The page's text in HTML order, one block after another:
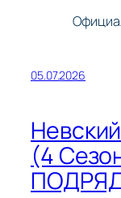
05.07.2026
(4